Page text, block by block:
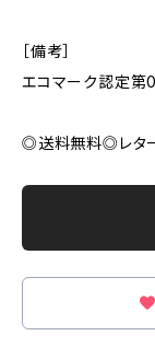
［備考］
エコマーク認定
◎送料無料◎レタ